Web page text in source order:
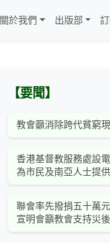
關於我們 出版部
【要聞】
教會籲消除跨代貧窮
香港基督教服務處設
為市民及南亞人士提
聯會率先撥捐五十萬
宣明會籲教會支持災